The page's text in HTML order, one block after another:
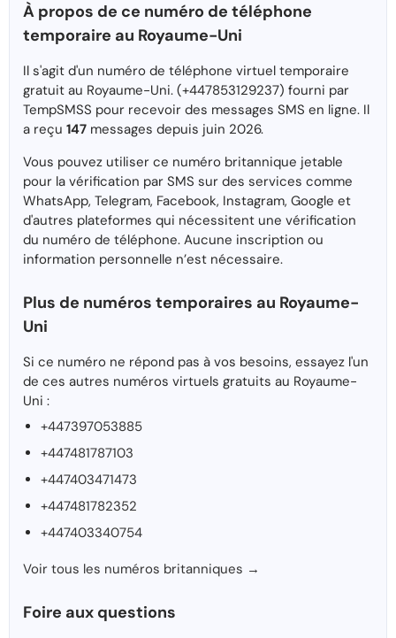
À propos de ce numéro de téléphone
temporaire au Royaume-Uni
Il s'agit d'un numéro de téléphone virtuel temporaire
gratuit au Royaume-Uni. (+447853129237) fourni par
TempSMSS pour recevoir des messages SMS en ligne. Il
a reçu 147 messages depuis juin 2026.
Vous pouvez utiliser ce numéro britannique jetable
pour la vérification par SMS sur des services comme
WhatsApp, Telegram, Facebook, Instagram, Google et
d'autres plateformes qui nécessitent une vérification
du numéro de téléphone. Aucune inscription ou
information personnelle n’est nécessaire.
Plus de numéros temporaires au Royaume-
Uni
Si ce numéro ne répond pas à vos besoins, essayez l'un
de ces autres numéros virtuels gratuits au Royaume-
Uni :
+447397053885
+447481787103
+447403471473
+447481782352
+447403340754
Voir tous les numéros britanniques →
Foire aux questions